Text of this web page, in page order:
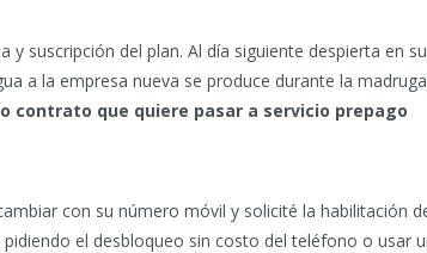
suscripción del plan. Al día siguiente despierta en
a la empresa nueva se produce durante la
contrato que quiere pasar a servicio prepago
con su número móvil y solicité la habilitación
el desbloqueo sin costo del teléfono o usar